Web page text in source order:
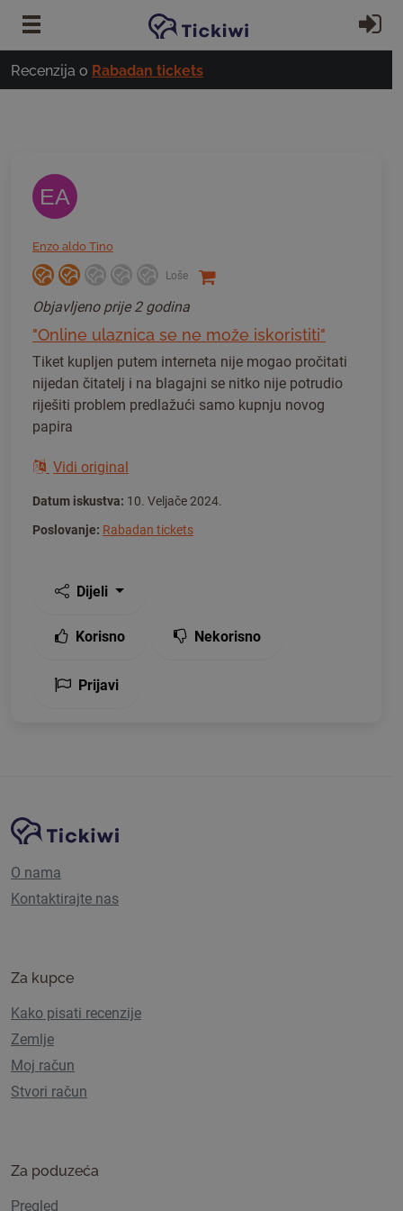
Preskoči na glavni sadržaj
Recenzija o Rabadan tickets
EA
Enzo aldo Tino
Loše
Objavljeno prije 2 godina
"Online ulaznica se ne može iskoristiti"
Tiket kupljen putem interneta nije mogao pročitati
nijedan čitatelj i na blagajni se nitko nije potrudio
riješiti problem predlažući samo kupnju novog
papira
Vidi original
Datum iskustva: 10. Veljače 2024.
Poslovanje: Rabadan tickets
Dijeli
Korisno Nekorisno
Prijavi
Navigacija stranice
Tickiwi platforma
O nama
Kontaktirajte nas
Za kupce
Kako pisati recenzije
Zemlje
Moj račun
Stvori račun
Za poduzeća
Pregled